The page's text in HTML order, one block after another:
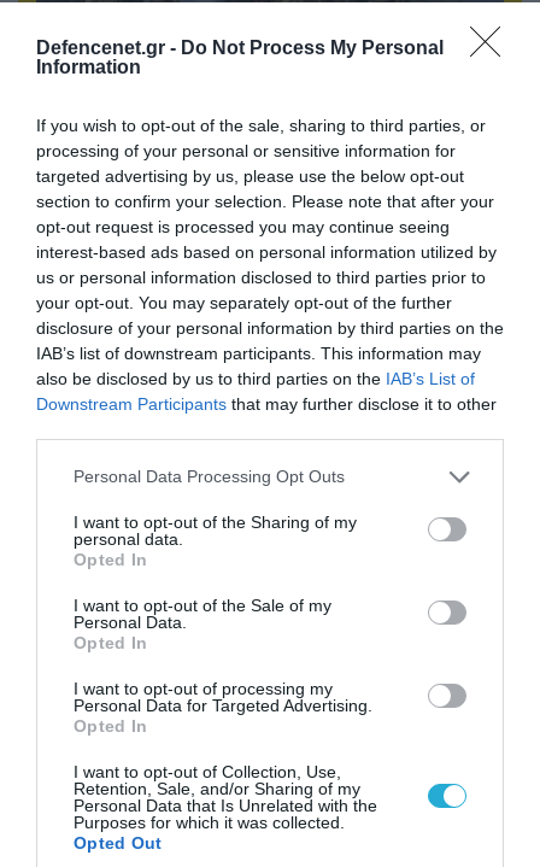
Defencenet.gr - Do Not Process My Personal
Information
If you wish to opt-out of the sale, sharing to third parties, or
processing of your personal or sensitive information for
targeted advertising by us, please use the below opt-out
section to confirm your selection. Please note that after your
opt-out request is processed you may continue seeing
interest-based ads based on personal information utilized by
us or personal information disclosed to third parties prior to
your opt-out. You may separately opt-out of the further
disclosure of your personal information by third parties on the
IAB’s list of downstream participants. This information may
also be disclosed by us to third parties on the IAB’s List of
Downstream Participants that may further disclose it to other
Please note that this website/app uses one or more Google
not limited to your visit or usage behaviour. You may click to
grant or deny consent to Google and its third-party tags to
use your data for below specified purposes in below Google
consent section.
Personal Data Processing Opt Outs
I want to opt-out of the Sharing of my
personal data.
Opted In
I want to opt-out of the Sale of my
Personal Data.
Opted In
I want to opt-out of processing my
Personal Data for Targeted Advertising.
Opted In
I want to opt-out of Collection, Use,
Retention, Sale, and/or Sharing of my
Personal Data that Is Unrelated with the
Purposes for which it was collected.
Opted Out
07.08.2026 | 19:02
Απετράπη το εγχείρημα Ουκρανών για
αντεπίθεση στο Κολομίγτσι: Δείτε το πριν & το
μετά της προσπάθειάς τους (βίντεο)
07.08.2026 | 20:02
Ο Γιάννης Αλαφούζος «τέλειωσε» τον
Κωνσταντίνο Ζούλα από τον ΣΚΑΪ – Ο λόγος της
απομάκρυνσής του
ΠΟΛΙΤΙΚΗ